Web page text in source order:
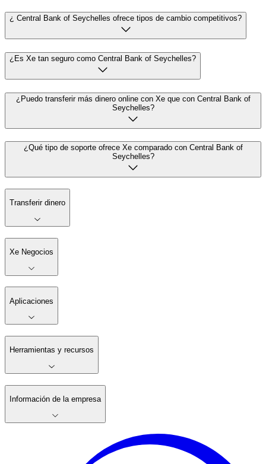
¿ Central Bank of Seychelles ofrece tipos de cambio competitivos?
¿Es Xe tan seguro como Central Bank of Seychelles?
¿Puedo transferir más dinero online con Xe que con Central Bank of
Seychelles?
¿Qué tipo de soporte ofrece Xe comparado con Central Bank of
Seychelles?
Transferir dinero
Xe Negocios
Aplicaciones
Herramientas y recursos
Información de la empresa